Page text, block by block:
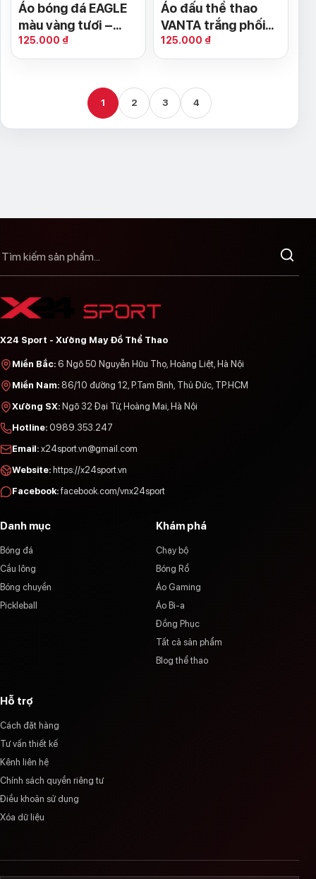
Áo bóng đá EAGLE
màu vàng tươi –
Năng lượng bùng nổ
trên sân cỏ
125.000 ₫
Áo đấu thể thao
VANTA trắng phối
xanh – Thoáng mát,
nổi bật từng chuyển
125.000 ₫
1 2 3 4
X24 Sport - Xưởng May Đồ Thể Thao
Miền Bắc: 6 Ngõ 50 Nguyễn Hữu Thọ, Hoàng Liệt, Hà Nội
Miền Nam: 86/10 đường 12, P.Tam Bình, Thủ Đức, TP.HCM
Xưởng SX: Ngõ 32 Đại Từ, Hoàng Mai, Hà Nội
Hotline: 0989.353.247
Email: x24sport.vn@gmail.com
Website: https://x24sport.vn
Facebook: facebook.com/vnx24sport
Danh mục
Bóng đá
Cầu lông
Bóng chuyền
Pickleball
Khám phá
Chạy bộ
Bóng Rổ
Áo Gaming
Áo Bi-a
Đồng Phục
Tất cả sản phẩm
Blog thể thao
Hỗ trợ
Cách đặt hàng
Tư vấn thiết kế
Kênh liên hệ
Chính sách quyền riêng tư
Điều khoản sử dụng
Xóa dữ liệu